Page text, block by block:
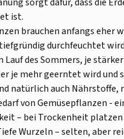
ist.
brauchen anfangs eher
durchfeuchtet
Lauf des Sommers, je
je mehr geerntet wird und
natürlich auch Nährstoffe,
von Gemüsepflanzen -
– bei Trockenheit
Wurzeln – selten, aber